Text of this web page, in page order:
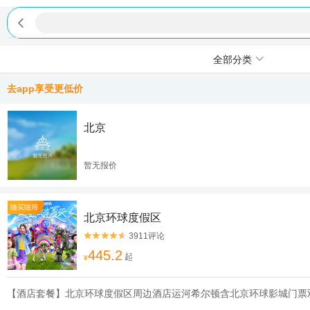

全部分类
去app享受更低价
北京
暂无报价
随买随用
北京环球度假区

 3911评论
¥445.2 起
【酒店套餐】北京环球度假区周边酒店运河希尔顿含北京环球影城门